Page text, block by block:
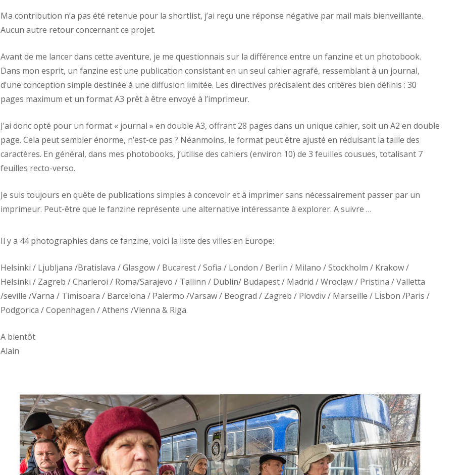
Ma contribution n’a pas été retenue pour la shortlist, j’ai reçu une réponse négative par mail mais bienveillante.
Aucun autre retour concernant ce projet.
Avant de me lancer dans cette aventure, je me questionnais sur la différence entre un fanzine et un photobook.
Dans mon esprit, un fanzine est une publication consistant en un seul cahier agrafé, ressemblant à un journal,
d’une conception simple destinée à une diffusion limitée. Les directives précisaient des critères bien définis : 30
pages maximum et un format A3 prêt à être envoyé à l’imprimeur.
J’ai donc opté pour un format « journal » en double A3, offrant 28 pages dans un unique cahier, soit un A2 en double
page. Cela peut sembler énorme, n’est-ce pas ? Néanmoins, le format peut être ajusté en réduisant la taille des
caractères. En général, dans mes photobooks, j’utilise des cahiers (environ 10) de 3 feuilles cousues, totalisant 7
feuilles recto-verso.
Je suis toujours en quête de publications simples à concevoir et à imprimer sans nécessairement passer par un
imprimeur. Peut-être que le fanzine représente une alternative intéressante à explorer. A suivre …
Il y a 44 photographies dans ce fanzine, voici la liste des villes en Europe:
Helsinki / Ljubljana /Bratislava / Glasgow / Bucarest / Sofia / London / Berlin / Milano / Stockholm / Krakow /
Helsinki / Zagreb / Charleroi / Roma/Sarajevo / Tallinn / Dublin/ Budapest / Madrid / Wroclaw / Pristina / Valletta
/seville /Varna / Timisoara / Barcelona / Palermo /Varsaw / Beograd / Zagreb / Plovdiv / Marseille / Lisbon /Paris /
Podgorica / Copenhagen / Athens /Vienna & Riga.
A bientôt
Alain